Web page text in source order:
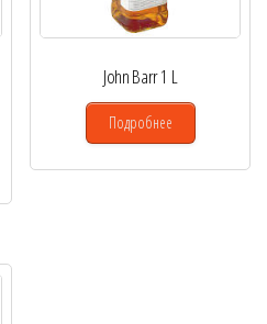
John Barr 1 L
Подробнее